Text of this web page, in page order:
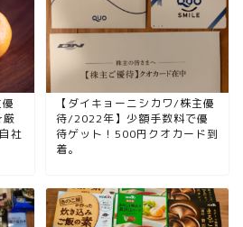
社
【ダイキョーニシカワ/株主優
待/2022年】少額手数料で優
待ゲット！500円クオカード到
着。